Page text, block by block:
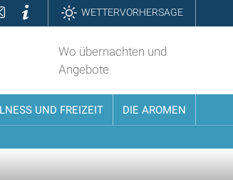
ContattiInformazioniWETTERVORHERSAGE
Wo übernachten und
Angebote
UND FREIZEIT DIE AROMEN